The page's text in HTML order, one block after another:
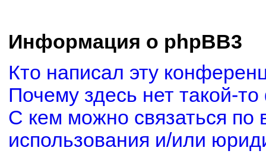
Информация о phpBB3
Кто написал эту
Почему здесь нет такой-
С кем можно связаться по
использования и/или